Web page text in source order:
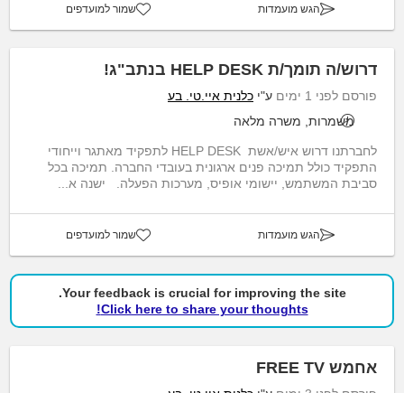
הגש מועמדות שמור למועדפים
דרוש/ה תומך/ת HELP DESK בנתב"ג!
פורסם לפני 1 ימים ע"י כלנית איי.טי. בע
משמרות, משרה מלאה
לחברתנו דרוש איש/אשת HELP DESK לתפקיד מאתגר וייחודי
התפקיד כולל תמיכה פנים ארגונית בעובדי החברה. תמיכה בכל
סביבת המשתמש, יישומי אופיס, מערכות הפעלה. ישנה א...
הגש מועמדות שמור למועדפים
Your feedback is crucial for improving the site.
Click here to share your thoughts!
אחמש FREE TV